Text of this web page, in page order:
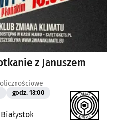
z Januszem
godz. 18:00